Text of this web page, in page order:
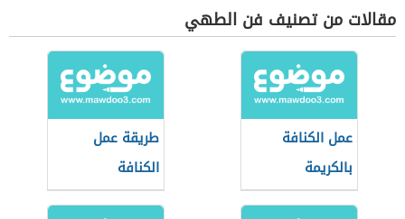
مقالات من تصنيف فن الطهي
عمل الكنافة
بالكريمة
طريقة عمل
الكنافة